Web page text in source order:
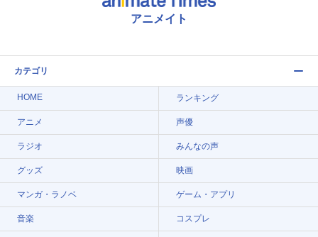
アニメイト
カテゴリ
HOME ランキング
アニメ 声優
ラジオ みんなの声
グッズ 映画
マンガ・ラノベ ゲーム・アプリ
音楽 コスプレ